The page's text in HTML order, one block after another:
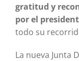
gratitud y
por el
todo su
La nueva Junta